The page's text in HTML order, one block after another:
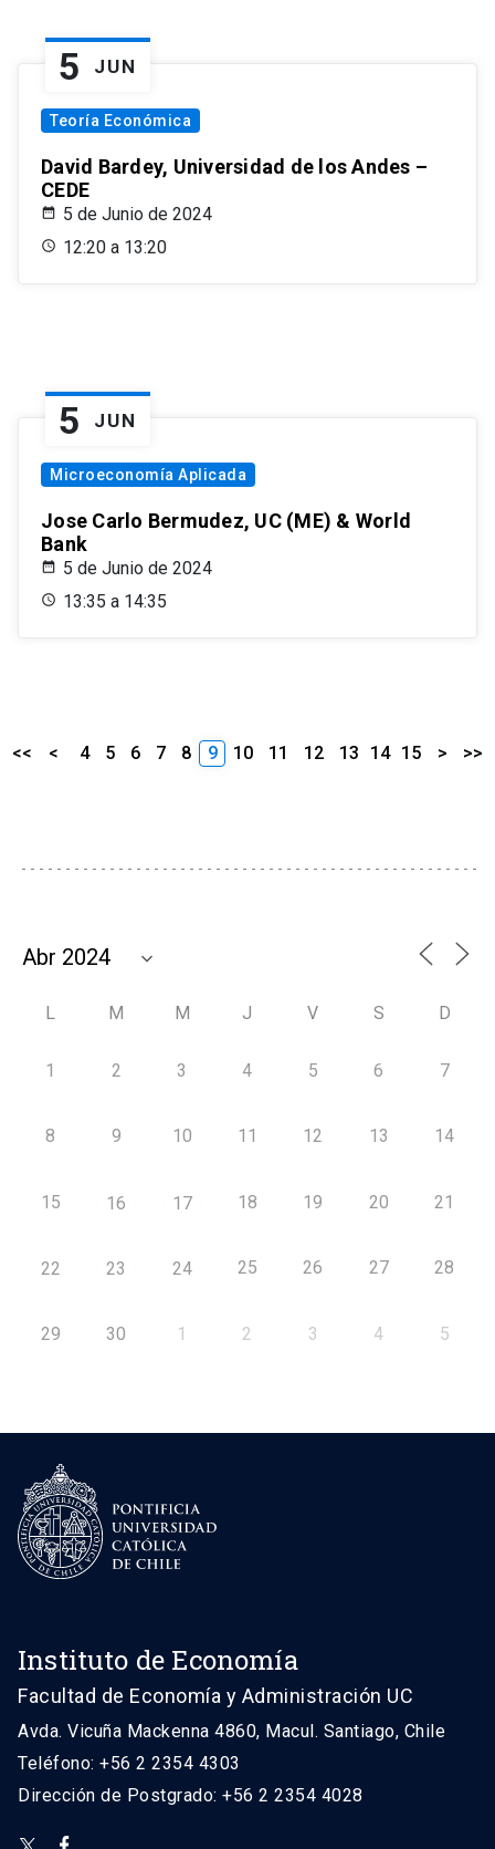
5 JUN
Teoría Económica
David Bardey, Universidad de los Andes –
CEDE
5 de Junio de 2024
12:20 a 13:20
5 JUN
Microeconomía Aplicada
Jose Carlo Bermudez, UC (ME) & World
Bank
5 de Junio de 2024
13:35 a 14:35
<< < 4 5 6 7 8 9 10 11 12 13 14 15 > >>
L M M J V S D
1 2 3 4 5 6 7
8 9 10 11 12 13 14
15 16 17 18 19 20 21
22 23 24 25 26 27 28
29 30 1 2 3 4 5
Instituto de Economía
Facultad de Economía y Administración UC
Avda. Vicuña Mackenna 4860, Macul. Santiago, Chile
Teléfono: +56 2 2354 4303
Dirección de Postgrado: +56 2 2354 4028